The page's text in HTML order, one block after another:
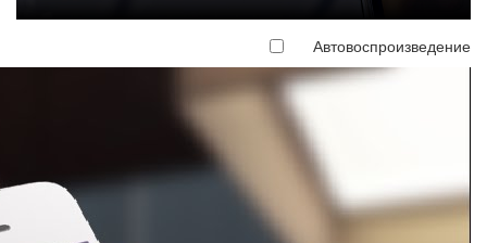
Автовоспроизведение